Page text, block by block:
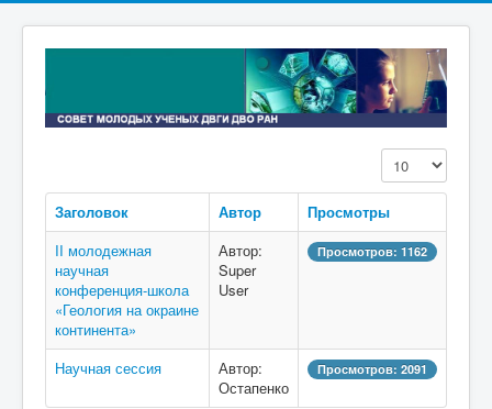
Кол-во строк:
Заголовок Автор
Просмотры
II молодежная
научная
конференция-школа
«Геология на окраине
континента»
Автор:
Super
User
Просмотров: 1162
Научная сессия
Автор:
Остапенко
Просмотров: 2091